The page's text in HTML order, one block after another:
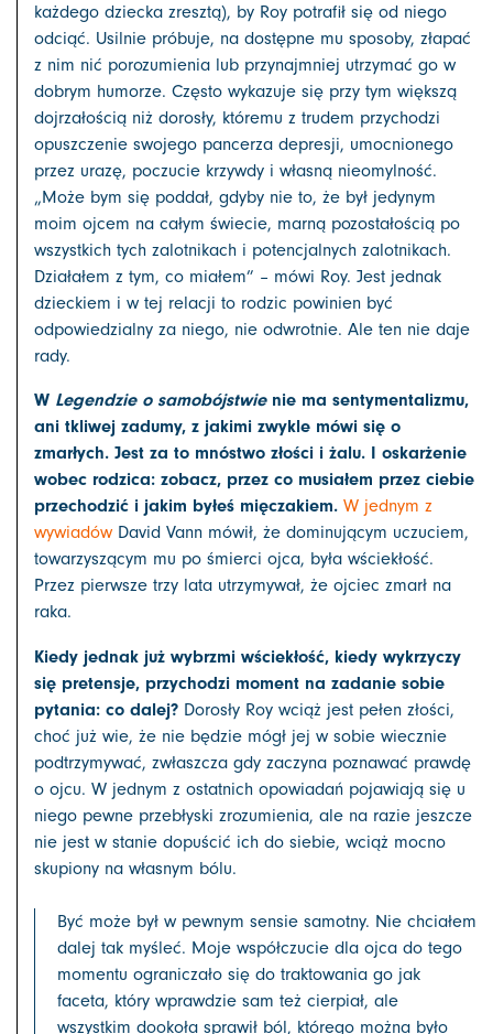
każdego dziecka zresztą), by Roy potrafił się od niego
odciąć. Usilnie próbuje, na dostępne mu sposoby, złapać
z nim nić porozumienia lub przynajmniej utrzymać go w
dobrym humorze. Często wykazuje się przy tym większą
dojrzałością niż dorosły, któremu z trudem przychodzi
opuszczenie swojego pancerza depresji, umocnionego
przez urazę, poczucie krzywdy i własną nieomylność.
„Może bym się poddał, gdyby nie to, że był jedynym
moim ojcem na całym świecie, marną pozostałością po
wszystkich tych zalotnikach i potencjalnych zalotnikach.
Działałem z tym, co miałem” – mówi Roy. Jest jednak
dzieckiem i w tej relacji to rodzic powinien być
odpowiedzialny za niego, nie odwrotnie. Ale ten nie daje
rady.
W Legendzie o samobójstwienie ma sentymentalizmu,
ani tkliwej zadumy, z jakimi zwykle mówi się o
zmarłych. Jest za to mnóstwo złości i żalu. I oskarżenie
wobec rodzica: zobacz, przez co musiałem przez ciebie
przechodzić i jakim byłeś mięczakiem. W jednym z
wywiadów David Vann mówił, że dominującym uczuciem,
towarzyszącym mu po śmierci ojca, była wściekłość.
Przez pierwsze trzy lata utrzymywał, że ojciec zmarł na
raka.
Kiedy jednak już wybrzmi wściekłość, kiedy wykrzyczy
się pretensje, przychodzi moment na zadanie sobie
pytania: co dalej? Dorosły Roy wciąż jest pełen złości,
choć już wie, że nie będzie mógł jej w sobie wiecznie
podtrzymywać, zwłaszcza gdy zaczyna poznawać prawdę
o ojcu. W jednym z ostatnich opowiadań pojawiają się u
niego pewne przebłyski zrozumienia, ale na razie jeszcze
nie jest w stanie dopuścić ich do siebie, wciąż mocno
skupiony na własnym bólu.
Być może był w pewnym sensie samotny. Nie chciałem
dalej tak myśleć. Moje współczucie dla ojca do tego
momentu ograniczało się do traktowania go jak
faceta, który wprawdzie sam też cierpiał, ale
wszystkim dookoła sprawił ból, którego można było